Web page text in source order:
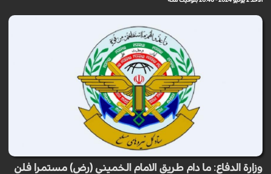
وزارة الدفاع: ما دام طريق الامام الخميني (رض) مستمرا فلن